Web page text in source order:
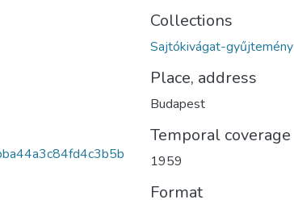
Collections
Sajtókivágat-gyűjtemény
Place, address
Budapest
Temporal coverage
1959
Format